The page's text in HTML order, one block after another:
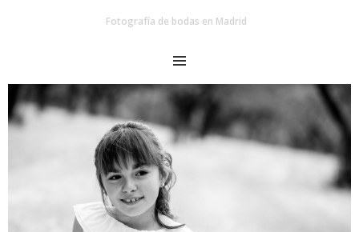
Fotografía de bodas en Madrid
MENU
navigation